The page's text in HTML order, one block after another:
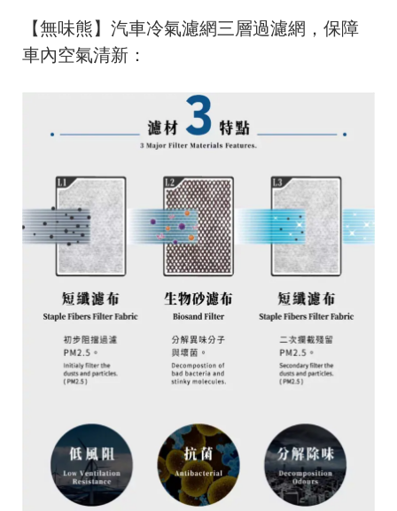
【無味熊】汽車冷氣濾網三層過濾網，保障
車內空氣清新：